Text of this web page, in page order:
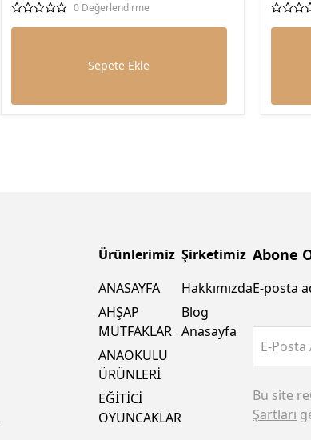
0 Değerlendirme
Sepete Ekle
Ürünlerimiz
ANASAYFA
AHŞAP
MUTFAKLAR
ANAOKULU
ÜRÜNLERİ
EĞİTİCİ
OYUNCAKLAR
Şirketimiz
Hakkımızda
Blog
Anasayfa
Abone
E-posta
E-Posta
Bu site
Şartları